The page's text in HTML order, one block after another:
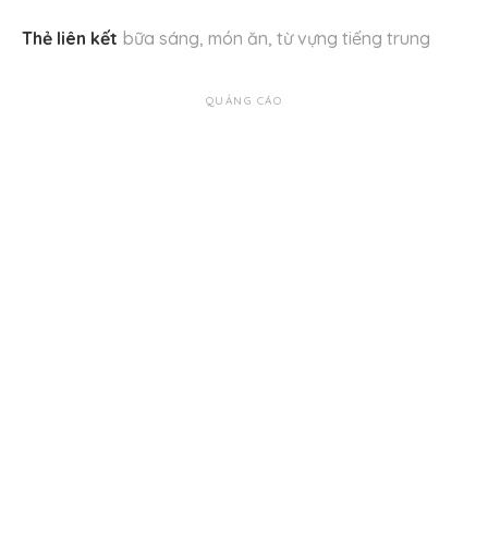
Thẻ liên kết bữa sáng, món ăn, từ vựng tiếng trung
QUẢNG CÁO